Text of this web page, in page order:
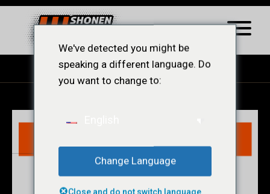
We've detected you might be
speaking a different language. Do
you want to change to:
Change Language
Close and do not switch language